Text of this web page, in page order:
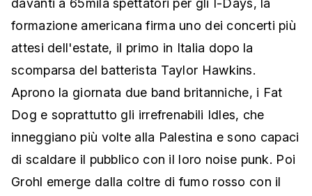
davanti a 65mila spettatori per gli I-Days, la
formazione americana firma uno dei concerti più
attesi dell'estate, il primo in Italia dopo la
scomparsa del batterista Taylor Hawkins.
Aprono la giornata due band britanniche, i Fat
Dog e soprattutto gli irrefrenabili Idles, che
inneggiano più volte alla Palestina e sono capaci
di scaldare il pubblico con il loro noise punk. Poi
Grohl emerge dalla coltre di fumo rosso con il